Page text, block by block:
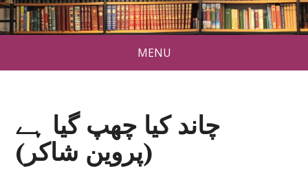
MENU
چاند کیا چھپ گیا ہے
(پروین شاکر)